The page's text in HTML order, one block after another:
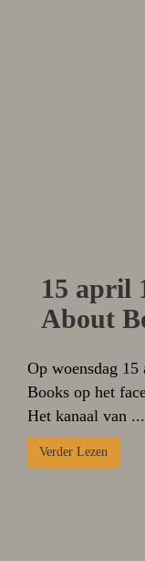
15 april
About
Op woensdag
Books op het
Het kanaal van ...
Verder Lezen